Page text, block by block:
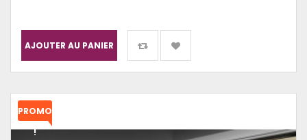
AJOUTER AU PANIER
PROMO
!